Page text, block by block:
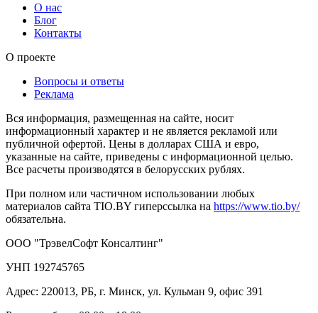
О нас
Блог
Контакты
О проекте
Вопросы и ответы
Реклама
Вся информация, размещенная на сайте, носит
информационный характер и не является рекламой или
публичной офертой. Цены в долларах США и евро,
указанные на сайте, приведены с информационной целью.
Все расчеты производятся в белорусских рублях.
При полном или частичном использовании любых
материалов сайта TIO.BY гиперссылка на https://www.tio.by/
обязательна.
ООО "ТрэвелСофт Консалтинг"
УНП 192745765
Адрес: 220013, РБ, г. Минск, ул. Кульман 9, офис 391